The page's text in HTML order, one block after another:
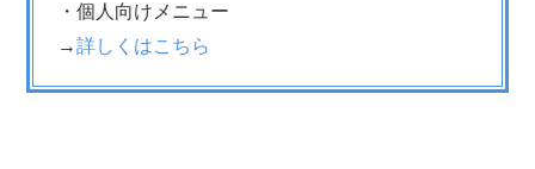
・個人向けメニュー
→詳しくはこちら